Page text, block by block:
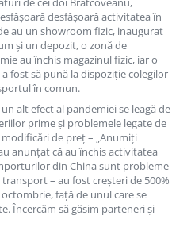
desfăşoară activitatea în
au un showroom fizic, inaugurat
şi un depozit, o zonă de
au închis magazinul fizic, iar o
fost să pună la dispoziţie colegilor
în comun.
alt efect al pandemiei se leagă de
prime şi problemele legate de
de preţ – „Anumiţi
anunţat că au închis activitatea
din China sunt probleme
– au fost creşteri de 500%
faţă de unul care se
Încercăm să găsim parteneri şi